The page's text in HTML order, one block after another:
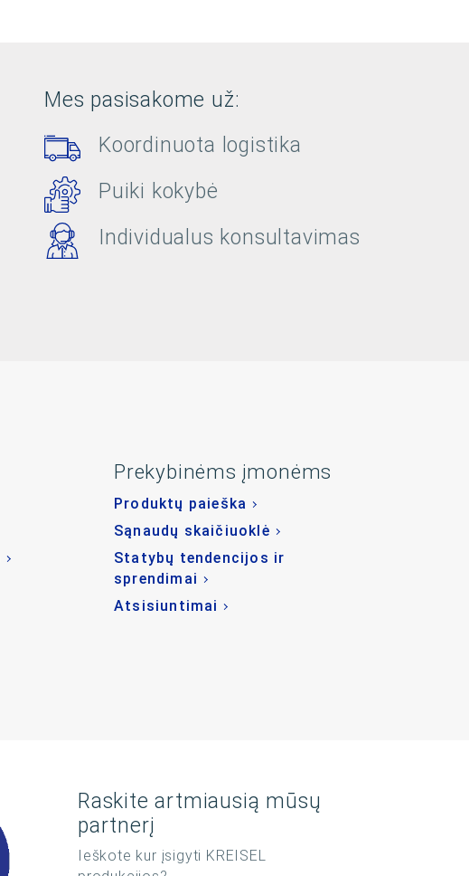
Mes pasisakome už:
Koordinuota logistika
Puiki kokybė
Individualus konsultavimas
Prekybinėms įmonėms
Produktų paieška
Sąnaudų skaičiuoklė
Statybų tendencijos ir
sprendimai
Atsisiuntimai
Raskite artmiausią mūsų
partnerį
Ieškote kur įsigyti KREISEL